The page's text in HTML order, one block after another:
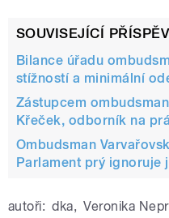
SOUVISEJÍCÍ
Bilance úřadu
stížností a minimální
Zástupcem
Křeček, odborník na
Ombudsman
Parlament prý ignoruje
autoři: dka, Veronika